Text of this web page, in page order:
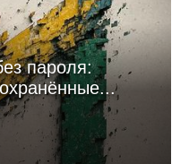
пароля: